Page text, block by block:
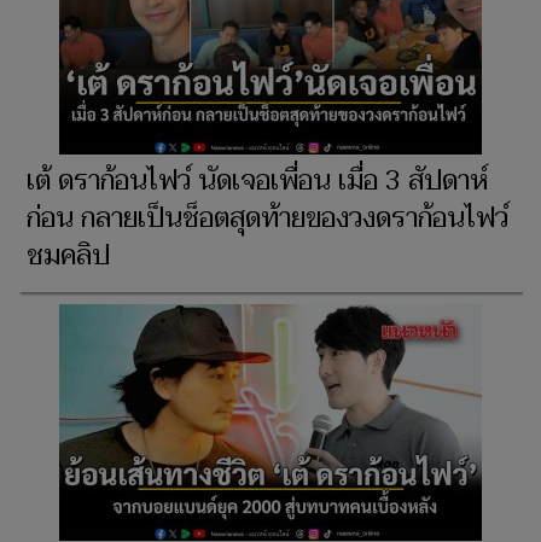
เต้ ดราก้อนไฟว์ นัดเจอเพื่อน เมื่อ 3 สัปดาห์
ก่อน กลายเป็นช็อตสุดท้ายของวงดราก้อนไฟว์
ชมคลิป